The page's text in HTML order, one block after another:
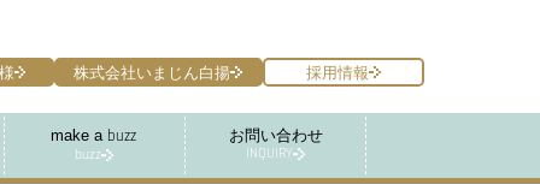
make a buzz
buzz
お問い合わせ
INQUIRY
株式会社いまじん白揚 採用情報